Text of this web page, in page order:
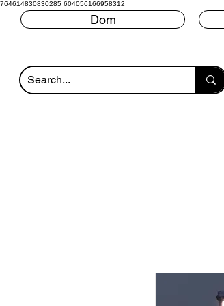
764614830830285 604056166958312
Dom